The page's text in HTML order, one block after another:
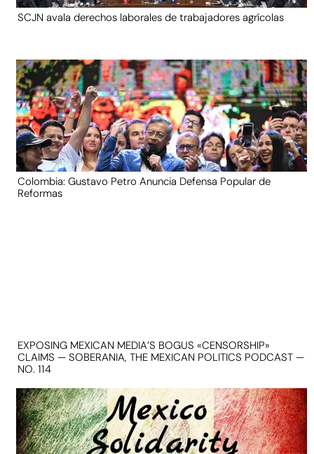
SCJN avala derechos laborales de trabajadores agrícolas
Colombia: Gustavo Petro Anuncia Defensa Popular de
Reformas
EXPOSING MEXICAN MEDIA’S BOGUS «CENSORSHIP»
CLAIMS — SOBERANIA, THE MEXICAN POLITICS PODCAST —
NO. 114